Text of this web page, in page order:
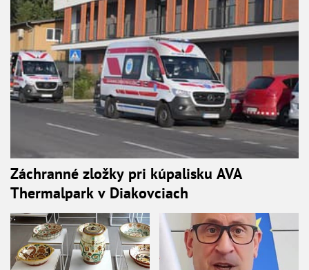
Záchranné zložky pri kúpalisku AVA
Thermalpark v Diakovciach